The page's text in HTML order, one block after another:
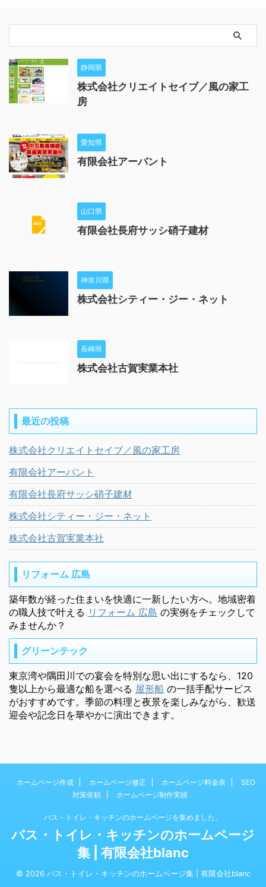
静岡県
株式会社クリエイトセイブ／風の家工
房
愛知県
有限会社アーバント
山口県
有限会社長府サッシ硝子建材
神奈川県
株式会社シティー・ジー・ネット
長崎県
株式会社古賀実業本社
最近の投稿
株式会社クリエイトセイブ／風の家工房
有限会社アーバント
有限会社長府サッシ硝子建材
株式会社シティー・ジー・ネット
株式会社古賀実業本社
リフォーム 広島
築年数が経った住まいを快適に一新したい方へ。地域密着
の職人技で叶える リフォーム 広島 の実例をチェックして
みませんか？
グリーンテック
東京湾や隅田川での宴会を特別な思い出にするなら、120
隻以上から最適な船を選べる 屋形船 の一括手配サービス
がおすすめです。季節の料理と夜景を楽しみながら、歓送
迎会や記念日を華やかに演出できます。
ホームページ作成 ホームページ修正 ホームページ料金表
SEO
対策依頼
ホームページ制作実績
バス・トイレ・キッチンのホームページを集めました。
バス・トイレ・キッチンのホームページ
集 | 有限会社blanc
© 2026 バス・トイレ・キッチンのホームページ集 | 有限会社blanc